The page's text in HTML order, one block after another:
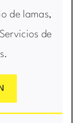
de lamas,
de